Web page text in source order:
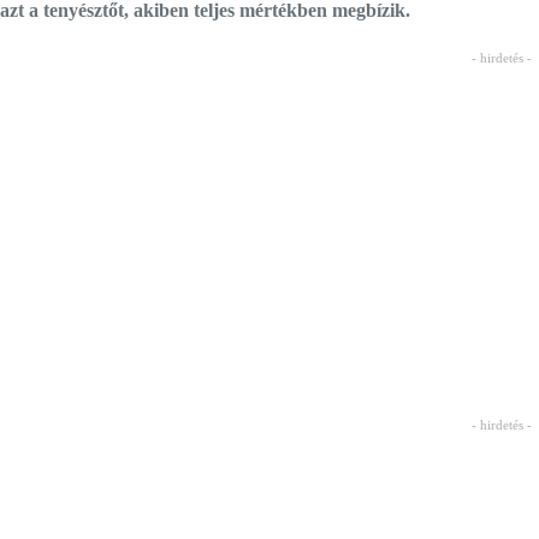
azt a tenyésztőt, akiben teljes mértékben megbízik.
- hirdetés -
- hirdetés -